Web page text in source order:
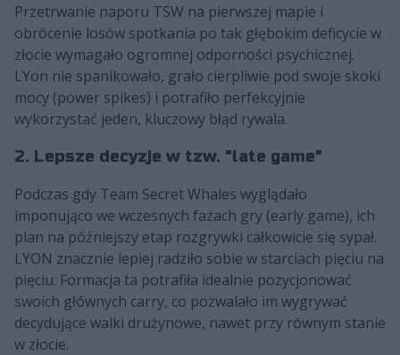
Przetrwanie naporu TSW na pierwszej mapie i
obrócenie losów spotkania po tak głębokim deficycie w
złocie wymagało ogromnej odporności psychicznej.
LYon nie spanikowało, grało cierpliwie pod swoje skoki
mocy (power spikes) i potrafiło perfekcyjnie
wykorzystać jeden, kluczowy błąd rywala.
2. Lepsze decyzje w tzw. "late game"
Podczas gdy Team Secret Whales wyglądało
imponująco we wczesnych fazach gry (early game), ich
plan na późniejszy etap rozgrywki całkowicie się sypał.
LYON znacznie lepiej radziło sobie w starciach pięciu na
pięciu. Formacja ta potrafiła idealnie pozycjonować
swoich głównych carry, co pozwalało im wygrywać
decydujące walki drużynowe, nawet przy równym stanie
w złocie.